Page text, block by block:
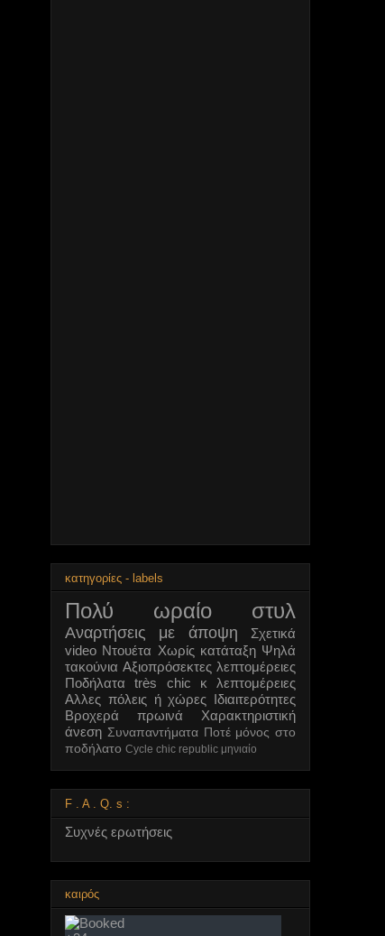
κατηγορίες - labels
Πολύ ωραίο στυλ
Αναρτήσεις με άποψη
Σχετικά
video Ντουέτα Χωρίς κατάταξη Ψηλά
τακούνια Αξιοπρόσεκτες λεπτομέρειες
Ποδήλατα très chic κ λεπτομέρειες
Αλλες πόλεις ή χώρες Ιδιαιτερότητες
Βροχερά πρωινά
Χαρακτηριστική
άνεση Συναπαντήματα Ποτέ μόνος στο
ποδήλατο Cycle chic republic μηνιαίο
F . A . Q. s :
Συχνές ερωτήσεις
καιρός